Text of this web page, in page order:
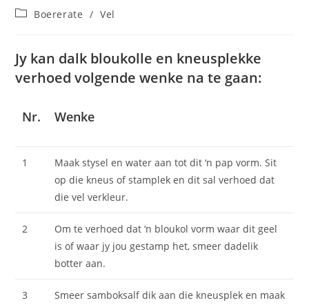
PostBoererate / Vel
Jy kan dalk bloukolle en kneusplekke
verhoed volgende wenke na te gaan:
Nr. Wenke
1
Maak stysel en water aan tot dit ‘n pap vorm. Sit
op die kneus of stamplek en dit sal verhoed dat
die vel verkleur.
2
Om te verhoed dat ‘n bloukol vorm waar dit geel
is of waar jy jou gestamp het, smeer dadelik
botter aan.
3
Smeer samboksalf dik aan die kneusplek en maak